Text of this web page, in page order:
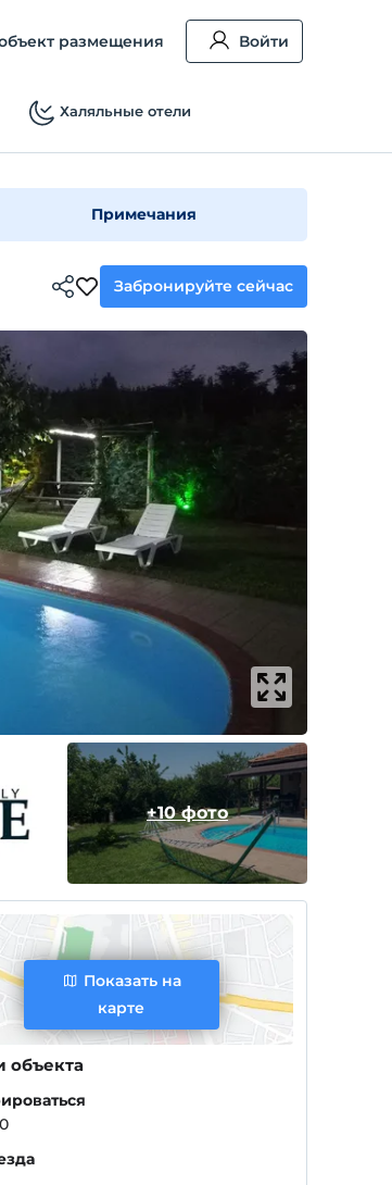
размещения Войти
Халяльные отели
Примечания
Забронируйте сейчас
+10 фото
Показать на
карте
объекта